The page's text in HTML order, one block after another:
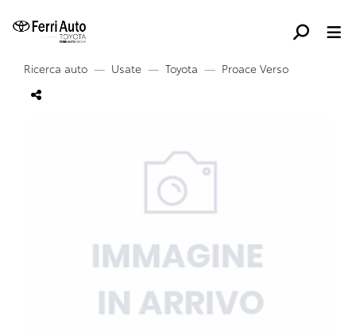
Ricerca auto Usate Toyota Proace Verso